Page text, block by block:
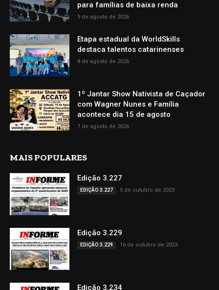
para famílias de baixa renda
9 de agosto de 2026
Etapa estadual da WorldSkills
destaca talentos catarinenses
8 de agosto de 2026
1º Jantar Show Nativista de Caçador
com Wagner Nunes e Família
acontece dia 15 de agosto
7 de agosto de 2026
MAIS POPULARES
Edição 3.227
EDIÇÃO 3.227 5 de outubro de 2023
Edição 3.229
EDIÇÃO 3.229 16 de outubro de 2023
Edição 3.234